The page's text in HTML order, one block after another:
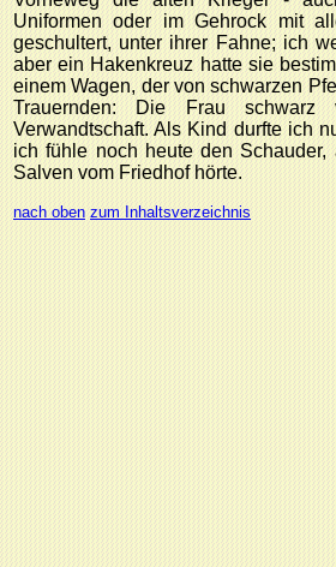
Uniformen oder im Gehrock mit
geschultert, unter ihrer Fahne; ich
aber ein Hakenkreuz hatte sie
einem Wagen, der von schwarzen
Trauernden: Die Frau schwarz
Verwandtschaft. Als Kind durfte ich
ich fühle noch heute den
Salven vom Friedhof hörte.
nach oben zum Inhaltsverzeichnis